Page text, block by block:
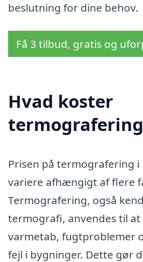
beslutning for dine behov.
Få 3 tilbud, gratis og
Hvad koster
Prisen på termografering i
variere afhængigt af flere
Termografering, også
termografi, anvendes til
varmetab, fugtproblemer
fejl i bygninger. Dette gør